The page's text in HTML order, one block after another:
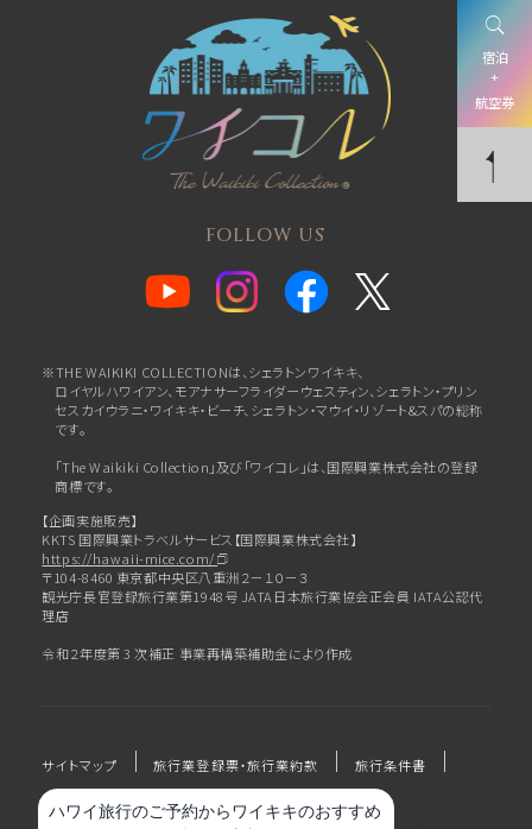
FOLLOW US
※THE WAIKIKI COLLECTIONは、シェラトンワイキキ、
ロイヤルハワイアン、 モアナサーフライダーウェスティン、シェラトン・プリン
セスカイウラニ・ワイキキ・ビーチ、 シェラトン・マウイ・リゾート&スパの総称
です。
「The Waikiki Collection」及び「ワイコレ」は、国際興業株式会社の登録
商標です。
【企画実施販売】
KKTS 国際興業トラベルサービス【国際興業株式会社】
https://hawaii-mice.com/
〒104-8460 東京都中央区八重洲２－１０－３
観光庁長官登録旅行業第1948号 JATA日本旅行業協会正会員 IATA公認代
理店
令和２年度第 3 次補正 事業再構築補助金により作成
サイトマップ 旅行業登録票・旅行業約款 旅行条件書
プライバシーポリシー 会社概要
宿泊
+
航空券